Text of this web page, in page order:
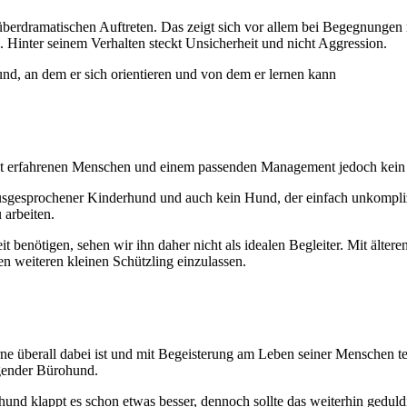
Auftreten. Das zeigt sich vor allem bei
seinem Verhalten steckt Unsicherheit und nicht Aggression.
an dem er sich orientieren und von dem er lernen kann
Menschen und einem passenden Management jedoch
Kinderhund und auch kein Hund, der einfach
arbeiten.
sehen wir ihn daher nicht als idealen Begleiter. Mit
weiteren kleinen Schützling einzulassen.
überall dabei ist und mit Begeisterung am Leben seiner
Bürohund.
klappt es schon etwas besser, dennoch sollte das weiterhin